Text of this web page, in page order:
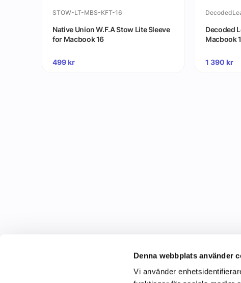
Denna webbplats använder
Vi använder
STOW-LT-MBS-KFT-16
Native Union W.F.A Stow Lite Sleeve
for Macbook 16
499kr
Decoded
Macbook
1 390 kr
C&C